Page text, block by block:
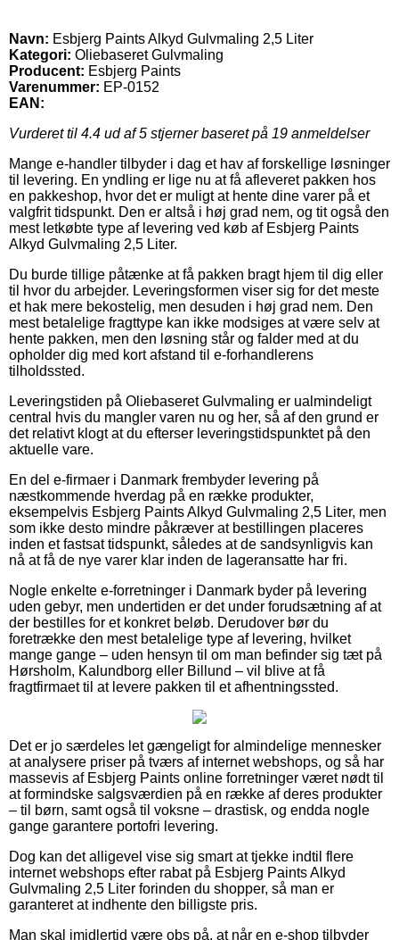
Navn: Esbjerg Paints Alkyd Gulvmaling 2,5 Liter
Kategori: Oliebaseret Gulvmaling
Producent: Esbjerg Paints
Varenummer: EP-0152
EAN:
Vurderet til 4.4 ud af 5 stjerner baseret på 19 anmeldelser
Mange e-handler tilbyder i dag et hav af forskellige løsninger
til levering. En yndling er lige nu at få afleveret pakken hos
en pakkeshop, hvor det er muligt at hente dine varer på et
valgfrit tidspunkt. Den er altså i høj grad nem, og tit også den
mest letkøbte type af levering ved køb af Esbjerg Paints
Alkyd Gulvmaling 2,5 Liter.
Du burde tillige påtænke at få pakken bragt hjem til dig eller
til hvor du arbejder. Leveringsformen viser sig for det meste
et hak mere bekostelig, men desuden i høj grad nem. Den
mest betalelige fragttype kan ikke modsiges at være selv at
hente pakken, men den løsning står og falder med at du
opholder dig med kort afstand til e-forhandlerens
tilholdssted.
Leveringstiden på Oliebaseret Gulvmaling er ualmindeligt
central hvis du mangler varen nu og her, så af den grund er
det relativt klogt at du efterser leveringstidspunktet på den
aktuelle vare.
En del e-firmaer i Danmark frembyder levering på
næstkommende hverdag på en række produkter,
eksempelvis Esbjerg Paints Alkyd Gulvmaling 2,5 Liter, men
som ikke desto mindre påkræver at bestillingen placeres
inden et fastsat tidspunkt, således at de sandsynligvis kan
nå at få de nye varer klar inden de lageransatte har fri.
Nogle enkelte e-forretninger i Danmark byder på levering
uden gebyr, men undertiden er det under forudsætning af at
der bestilles for et konkret beløb. Derudover bør du
foretrække den mest betalelige type af levering, hvilket
mange gange – uden hensyn til om man befinder sig tæt på
Hørsholm, Kalundborg eller Billund – vil blive at få
fragtfirmaet til at levere pakken til et afhentningssted.
Det er jo særdeles let gængeligt for almindelige mennesker
at analysere priser på tværs af internet webshops, og så har
massevis af Esbjerg Paints online forretninger været nødt til
at formindske salgsværdien på en række af deres produkter
– til børn, samt også til voksne – drastisk, og endda nogle
gange garantere portofri levering.
Dog kan det alligevel vise sig smart at tjekke indtil flere
internet webshops efter rabat på Esbjerg Paints Alkyd
Gulvmaling 2,5 Liter forinden du shopper, så man er
garanteret at indhente den billigste pris.
Man skal imidlertid være obs på, at når en e-shop tilbyder